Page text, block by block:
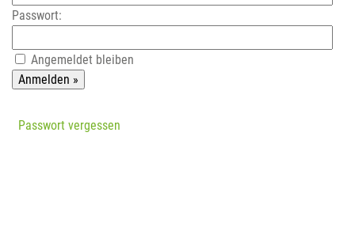
Passwort:
Angemeldet bleiben
Passwort vergessen